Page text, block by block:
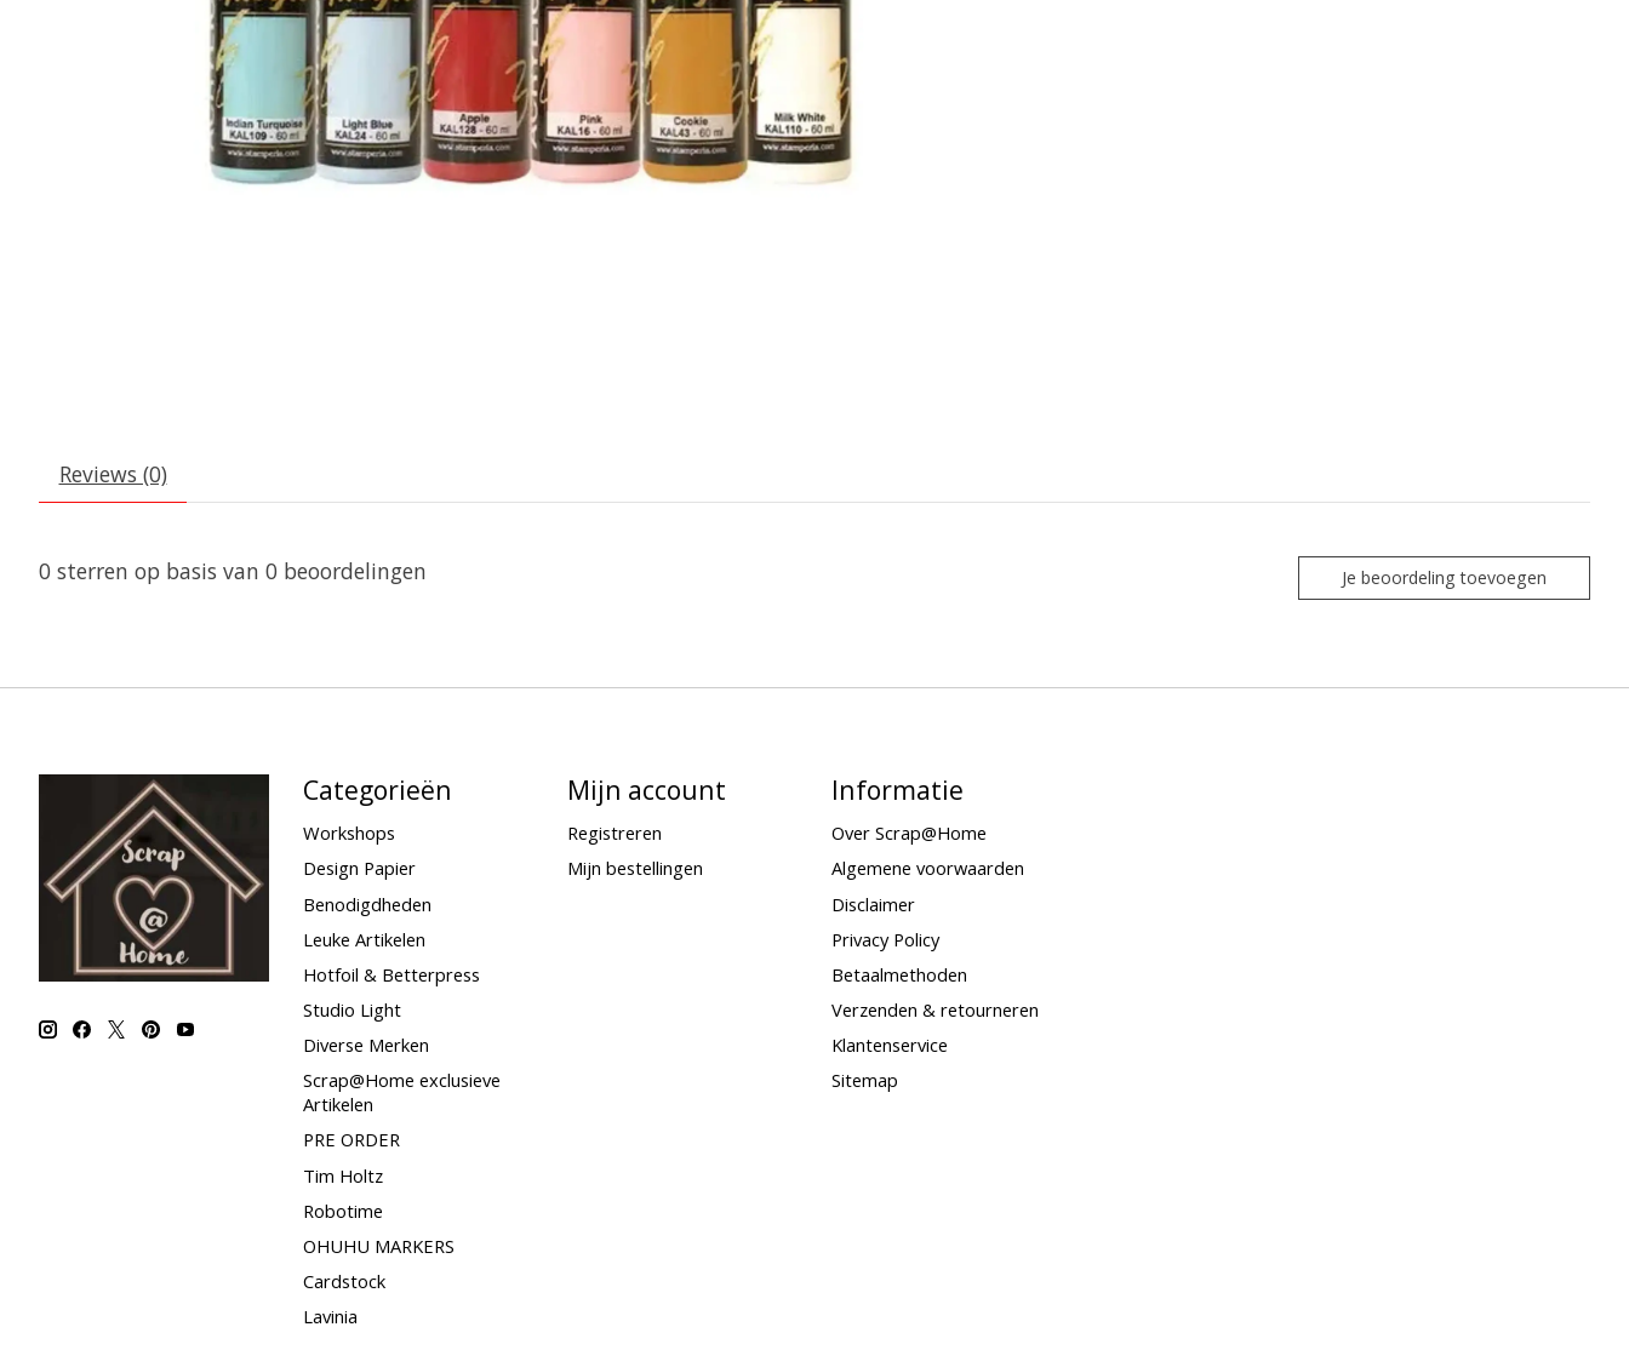
Reviews (0)
0 sterren op basis van 0 beoordelingen Je beoordeling toevoegen
Categorieën
Workshops
Design Papier
Benodigdheden
Leuke Artikelen
Hotfoil & Betterpress
Studio Light
Diverse Merken
Scrap@Home exclusieve
Artikelen
PRE ORDER
Tim Holtz
Robotime
OHUHU MARKERS
Cardstock
Lavinia
Mijn account
Registreren
Mijn bestellingen
Informatie
Over Scrap@Home
Algemene voorwaarden
Disclaimer
Privacy Policy
Betaalmethoden
Verzenden & retourneren
Klantenservice
Sitemap